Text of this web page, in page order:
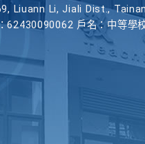
Liuann Li, Jiali Dist.,
62430090062 戶名：中等學